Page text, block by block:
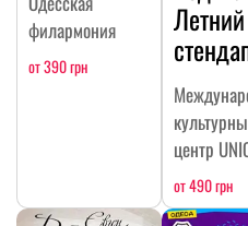
филармония
от 390 грн
Летний
центр
от 490 грн